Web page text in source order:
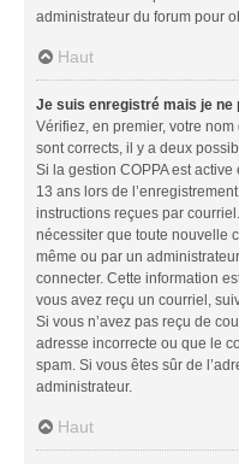
administrateur du forum pour
Haut
Je suis enregistré mais je ne
Vérifiez, en premier, votre nom
sont corrects, il y a deux
Si la gestion COPPA est
13 ans lors de
instructions reçues par
nécessiter que toute nouvelle
même ou par un
connecter. Cette information
vous avez reçu un courriel,
Si vous n’avez pas reçu de
adresse incorrecte ou que le
spam. Si vous êtes sûr de
administrateur.
Haut